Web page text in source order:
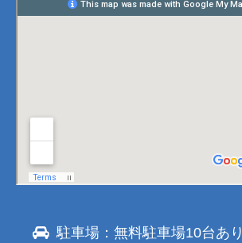
駐車場：無料駐車場10台あり